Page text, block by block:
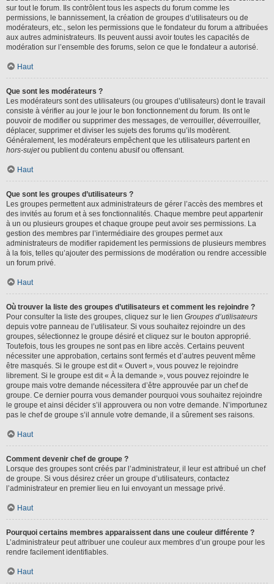
sur tout le forum. Ils contrôlent tous les aspects du forum comme les
permissions, le bannissement, la création de groupes d’utilisateurs ou de
modérateurs, etc., selon les permissions que le fondateur du forum a attribuées
aux autres administrateurs. Ils peuvent aussi avoir toutes les capacités de
modération sur l’ensemble des forums, selon ce que le fondateur a autorisé.
Haut
Que sont les modérateurs ?
Les modérateurs sont des utilisateurs (ou groupes d’utilisateurs) dont le travail
consiste à vérifier au jour le jour le bon fonctionnement du forum. Ils ont le
pouvoir de modifier ou supprimer des messages, de verrouiller, déverrouiller,
déplacer, supprimer et diviser les sujets des forums qu’ils modèrent.
Généralement, les modérateurs empêchent que les utilisateurs partent en
hors-sujetou publient du contenu abusif ou offensant.
Haut
Que sont les groupes d’utilisateurs ?
Les groupes permettent aux administrateurs de gérer l’accès des membres et
des invités au forum et à ses fonctionnalités. Chaque membre peut appartenir
à un ou plusieurs groupes et chaque groupe peut avoir ses permissions. La
gestion des membres par l’intermédiaire des groupes permet aux
administrateurs de modifier rapidement les permissions de plusieurs membres
à la fois, telles qu’ajouter des permissions de modération ou rendre accessible
un forum privé.
Haut
Où trouver la liste des groupes d’utilisateurs et comment les rejoindre ?
Pour consulter la liste des groupes, cliquez sur le lien Groupes d’utilisateurs
depuis votre panneau de l’utilisateur. Si vous souhaitez rejoindre un des
groupes, sélectionnez le groupe désiré et cliquez sur le bouton approprié.
Toutefois, tous les groupes ne sont pas en libre accès. Certains peuvent
nécessiter une approbation, certains sont fermés et d’autres peuvent même
être masqués. Si le groupe est dit « Ouvert », vous pouvez le rejoindre
librement. Si le groupe est dit « À la demande », vous pouvez rejoindre le
groupe mais votre demande nécessitera d’être approuvée par un chef de
groupe. Ce dernier pourra vous demander pourquoi vous souhaitez rejoindre
le groupe et ainsi décider s’il approuvera ou non votre demande. N’importunez
pas le chef de groupe s’il annule votre demande, il a sûrement ses raisons.
Haut
Comment devenir chef de groupe ?
Lorsque des groupes sont créés par l’administrateur, il leur est attribué un chef
de groupe. Si vous désirez créer un groupe d’utilisateurs, contactez
l’administrateur en premier lieu en lui envoyant un message privé.
Haut
Pourquoi certains membres apparaissent dans une couleur différente ?
L’administrateur peut attribuer une couleur aux membres d’un groupe pour les
rendre facilement identifiables.
Haut